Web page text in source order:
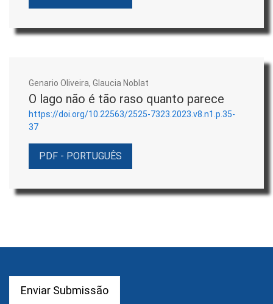
Genario Oliveira, Glaucia Noblat
O lago não é tão raso quanto parece
https://doi.org/10.22563/2525-7323.2023.v8.n1.p.35-
37
PDF - PORTUGUÊS
Enviar Submissão